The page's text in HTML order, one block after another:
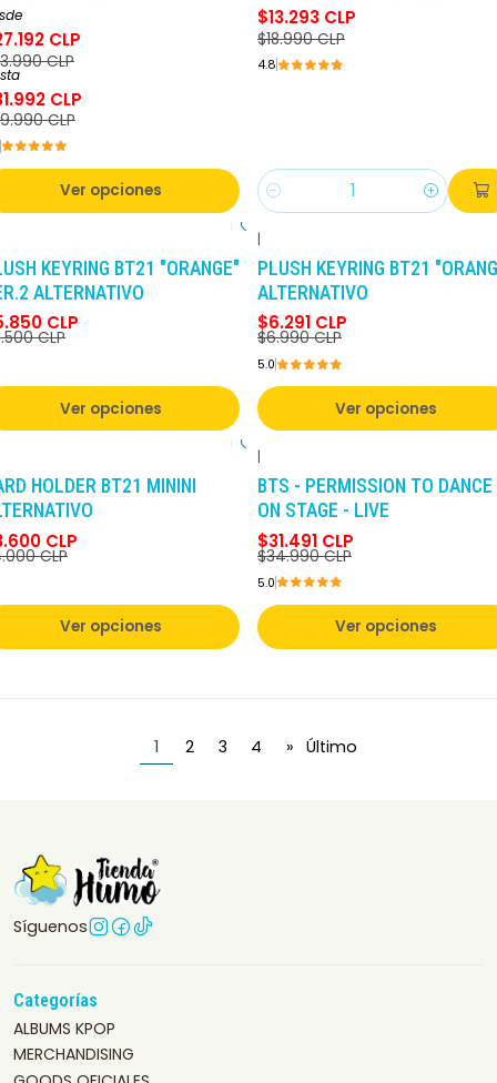
CLP
CLP
CLP
CLP
Ver opciones
$13.293 CLP
$18.990 CLP
4.8
Cantidad
KEYRING BT21 "ORANGE"
ALTERNATIVO
CLP
CLP
Ver opciones
|
PLUSH KEYRING BT21
ALTERNATIVO
$6.291 CLP
$6.990 CLP
5.0
Ver opciones
HOLDER BT21 MININI
CLP
CLP
Ver opciones
|
BTS - PERMISSION TO DANCE
ON STAGE - LIVE
$31.491 CLP
$34.990 CLP
5.0
Ver opciones
1 2 3 4 » Último
Síguenos
Categorías
ALBUMS KPOP
MERCHANDISING